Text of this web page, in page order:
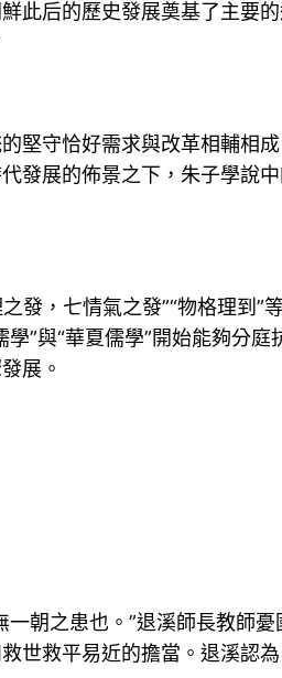
此后的歷史發展奠基了主要
堅守恰好需求與改革相輔相
發展的佈景之下，朱子學說
發，七情氣之發”“物格理到”
”與“華夏儒學”開始能夠分
展。
一朝之患也。”退溪師長教師
救平易近的擔當。退溪認